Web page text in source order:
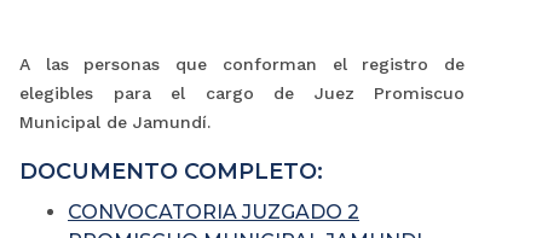
A las personas que conforman el registro de
elegibles para el cargo de Juez Promiscuo
Municipal de Jamundí.
DOCUMENTO COMPLETO:
CONVOCATORIA JUZGADO 2